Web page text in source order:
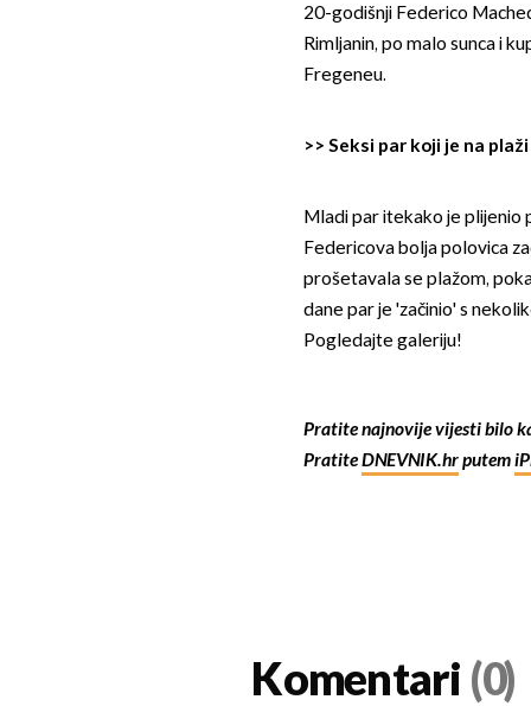
20-godišnji Federico
Rimljanin, po malo sunca i
Fregeneu.
>> Seksi par koji je na
Mladi par itekako je plijenio
Federicova bolja polovica
prošetavala se plažom,
dane par je 'začinio' s
Pogledajte galeriju!
Pratite najnovije vijesti bilo
PratiteDNEVNIK.hrputem
Komentari (0)